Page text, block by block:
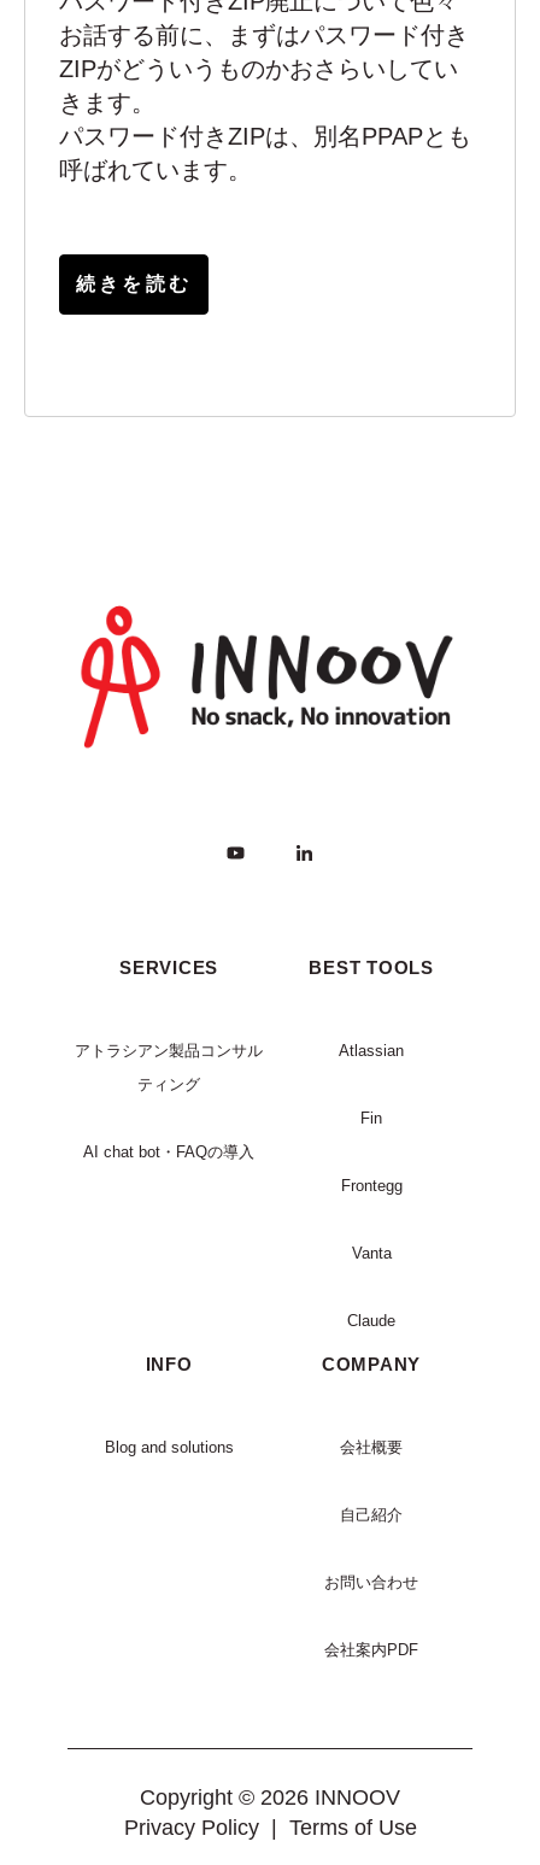
お話する前に、まずはパスワード付き
ZIPがどういうものかおさらいしてい
きます。
パスワード付きZIPは、別名PPAPとも
呼ばれています。
続きを読む
SERVICES
アトラシアン製品コンサル
ティング
AI chat bot・FAQの導入
BEST TOOLS
Atlassian
Fin
Frontegg
Vanta
Claude
INFO
Blog and solutions
COMPANY
会社概要
自己紹介
お問い合わせ
会社案内PDF
Copyright © 2026 INNOOV
Privacy Policy| Terms of Use